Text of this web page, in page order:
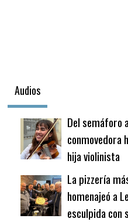
Audios
Del semáforo
conmovedora
hija violinista
La pizzería
homenajeó a
esculpida con